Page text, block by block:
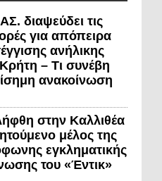
διαψεύδει τις
για απόπειρα
ανήλικης
– Τι συνέβη
ανακοίνωση
στην Καλλιθέα
μέλος της
εγκληματικής
του «Έντικ»